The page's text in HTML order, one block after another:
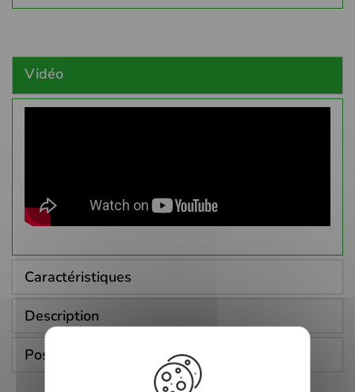
Vidéo
Caractéristiques
Description
Poser une question